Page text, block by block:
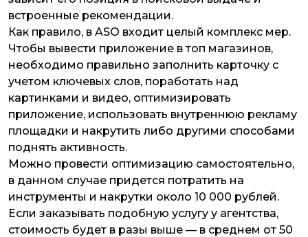
встроенные рекомендации.
Как правило, в ASO входит целый комплекс мер.
Чтобы вывести приложение в топ магазинов,
необходимо правильно заполнить карточку с
учетом ключевых слов, поработать над
картинками и видео, оптимизировать
приложение, использовать внутреннюю рекламу
площадки и накрутить либо другими способами
поднять активность.
Можно провести оптимизацию самостоятельно,
в данном случае придется потратить на
инструменты и накрутки около 10 000 рублей.
Если заказывать подобную услугу у агентства,
стоимость будет в разы выше — в среднем от 50